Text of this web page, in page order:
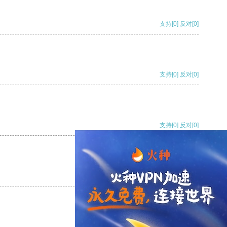
支持[0] 反对[0]
支持[0] 反对[0]
支持[0] 反对[0]
支持[0] 反对